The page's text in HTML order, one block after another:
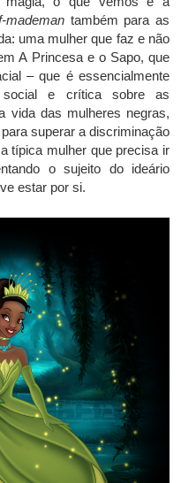
mademan também para as
uma mulher que faz e não
A Princesa e o Sapo, que
– que é essencialmente
e crítica sobre as
vida das mulheres negras,
superar a discriminação
típica mulher que precisa ir
o sujeito do ideário
estar por si.